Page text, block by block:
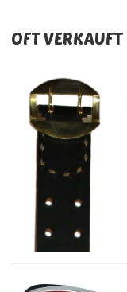
OFT VERKAUFT